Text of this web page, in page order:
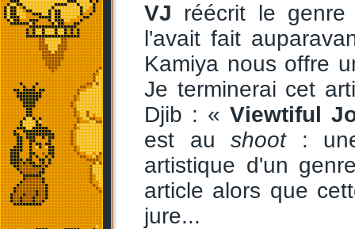
VJ réécrit le
l'avait fait
Kamiya nous offre
Je terminerai cet
Djib : « Viewtiful
est au shoot: une
artistique d'un
article alors que
jure...